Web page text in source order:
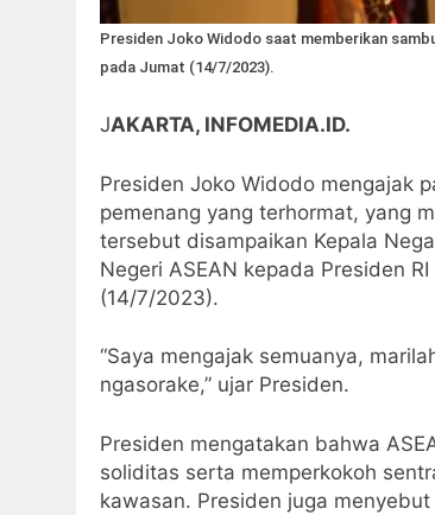
Presiden Joko Widodo saat memberikan
pada Jumat (14/7/2023).
JAKARTA, INFOMEDIA.ID.
Presiden Joko Widodo mengajak
pemenang yang terhormat, yang
tersebut disampaikan Kepala
Negeri ASEAN kepada Presiden
(14/7/2023).
“Saya mengajak semuanya,
ngasorake,” ujar Presiden.
Presiden mengatakan bahwa
soliditas serta memperkokoh
kawasan. Presiden juga